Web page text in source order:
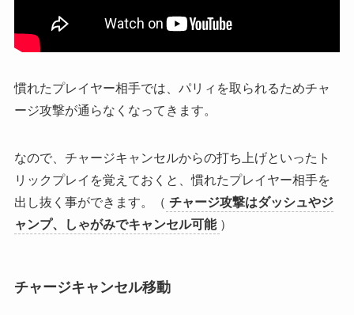
慣れたプレイヤー相手では、パリィを取られるためチャ
ージ攻撃が通らなくなってきます。
なので、チャージキャンセルからの打ち上げといったト
リックプレイを覚えておくと、慣れたプレイヤー相手を
出し抜く事ができます。（ チャージ攻撃はダッシュやジ
ャンプ、しゃがみでキャンセル可能 ）
チャージキャンセル移動